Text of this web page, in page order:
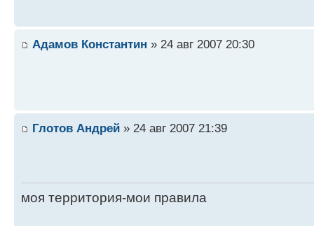
Адамов Константин » 24 авг 2007 20:30
Глотов Андрей » 24 авг 2007 21:39
моя территория-мои правила